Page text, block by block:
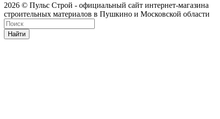
2026 © Пульс Строй - официальный сайт интернет-магазина
строительных материалов в Пушкино и Московской области
Найти